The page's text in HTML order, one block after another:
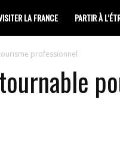
LA FRANCE PARTIR À
professionnel